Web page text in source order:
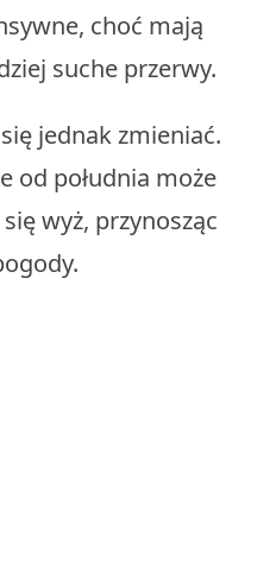
choć mają
suche przerwy.
jednak zmieniać.
od południa może
wyż, przynosząc